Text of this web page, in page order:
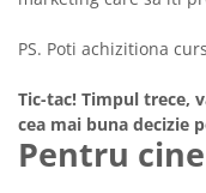
PS. Poti achizitiona
Tic-tac! Timpul trece,
cea mai buna decizie
Pentru